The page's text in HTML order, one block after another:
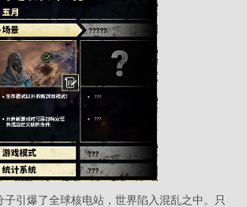
子引爆了全球核电站，世界陷入混乱之中。只